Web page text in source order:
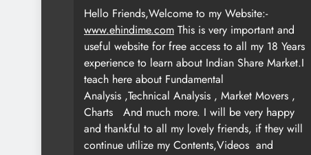
Hello Friends,Welcome to my Website:-
www.ehindime.com This is very important and
useful website for free access to all my 18 Years
experience to learn about Indian Share Market.I
teach here about Fundamental
Analysis ,Technical Analysis , Market Movers ,
Charts
And much more. I will be very happy
and thankful to all my lovely friends, if they will
continue utilize my Contents,Videos and